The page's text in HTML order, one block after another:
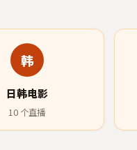
韩
日韩电影
10 个直播